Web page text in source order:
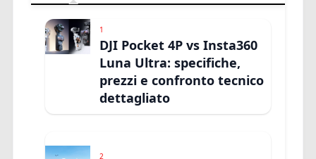
1
DJI Pocket 4P vs Insta360
Luna Ultra: specifiche,
prezzi e confronto tecnico
dettagliato
2